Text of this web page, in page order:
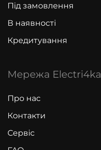
Під замовлення
В наявності
Кредитування
Мережа Electri4ka
Про нас
Контакти
Сервіс